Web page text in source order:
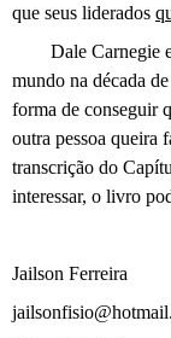
que seus liderados
Dale Carnegie
mundo na década
forma de conseguir
outra pessoa queira
transcrição do
interessar, o livro
Jailson Ferreira